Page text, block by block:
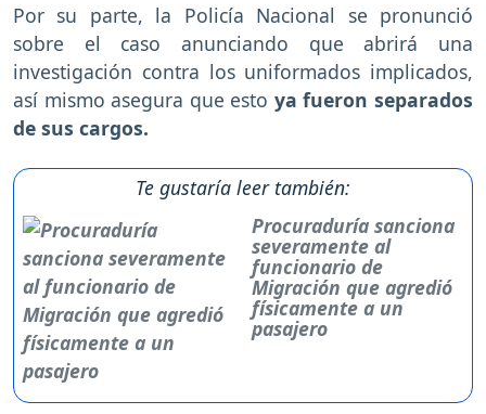
Por su parte, la Policía Nacional se pronunció
sobre el caso anunciando que abrirá una
investigación contra los uniformados implicados,
así mismo asegura que esto ya fueron separados
de sus cargos.
Te gustaría leer también:
Procuraduría sanciona
severamente al
funcionario de
Migración que agredió
físicamente a un
pasajero